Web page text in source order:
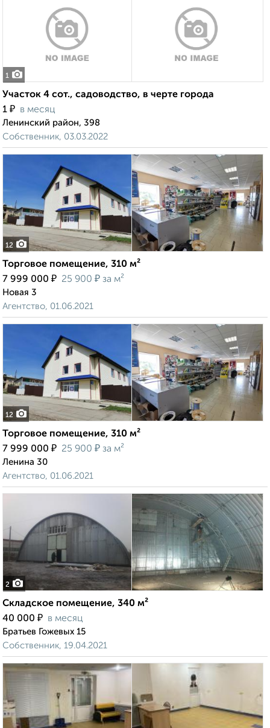
1
Участок 4 сот., садоводство, в черте города
1 ₽ в месяц
Ленинский район, 398
Собственник, 03.03.2022
12
Торговое помещение, 310 м²
7 999 000 ₽ 25 900 ₽ за м²
Новая 3
Агентство, 01.06.2021
12
Торговое помещение, 310 м²
7 999 000 ₽ 25 900 ₽ за м²
Ленина 30
Агентство, 01.06.2021
2
Складское помещение, 340 м²
40 000 ₽ в месяц
Братьев Гожевых 15
Собственник, 19.04.2021